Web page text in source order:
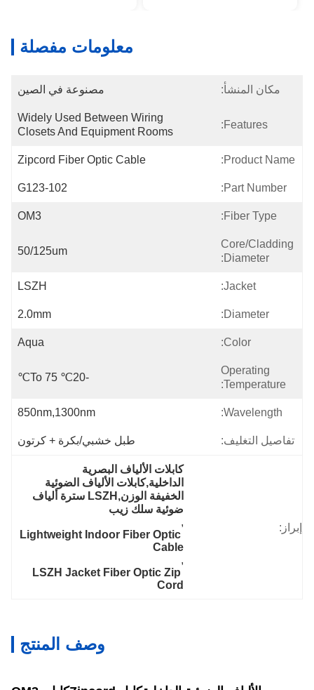
معلومات مفصلة
مكان المنشأ: مصنوعة في الصين
Features:
Widely Used Between Wiring
Closets And Equipment Rooms
Product Name:
Zipcord Fiber Optic Cable
Part Number:
G123-102
Fiber Type:
OM3
Core/Cladding
Diameter:
50/125um
Jacket:
LSZH
Diameter:
2.0mm
Color:
Aqua
Operating
Temperature:
Wavelength:
850nm,1300nm
تفاصيل التغليف: طبل خشبي/بكرة + كرتون
إبراز:
كابلات الألياف البصرية
الداخلية,كابلات الألياف الضوئية
الخفيفة الوزن,LSZH سترة ألياف
ضوئية سلك زيب
,
Lightweight Indoor Fiber Optic
Cable
,
LSZH Jacket Fiber Optic Zip
Cord
وصف المنتج